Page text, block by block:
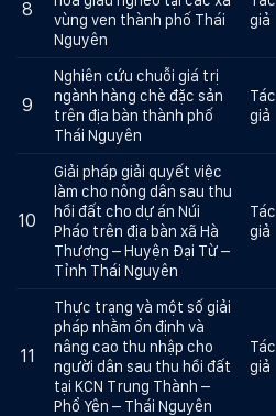
8
vùng ven thành phố Thái
Nguyên
giả
9
Nghiên cứu chuỗi giá trị
ngành hàng chè đặc sản
trên địa bàn thành phố
Thái Nguyên
Tác
giả
10
Giải pháp giải quyết việc
làm cho nông dân sau thu
hồi đất cho dự án Núi
Pháo trên địa bàn xã Hà
Thượng – Huyện Đại Từ –
Tỉnh Thái Nguyên
Tác
giả
11
Thực trạng và một số giải
pháp nhằm ổn định và
nâng cao thu nhập cho
người dân sau thu hồi đất
tại KCN Trung Thành –
Phổ Yên – Thái Nguyên
Tác
giả